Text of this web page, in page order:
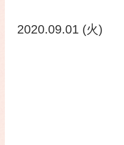
2020.09.01 (火)